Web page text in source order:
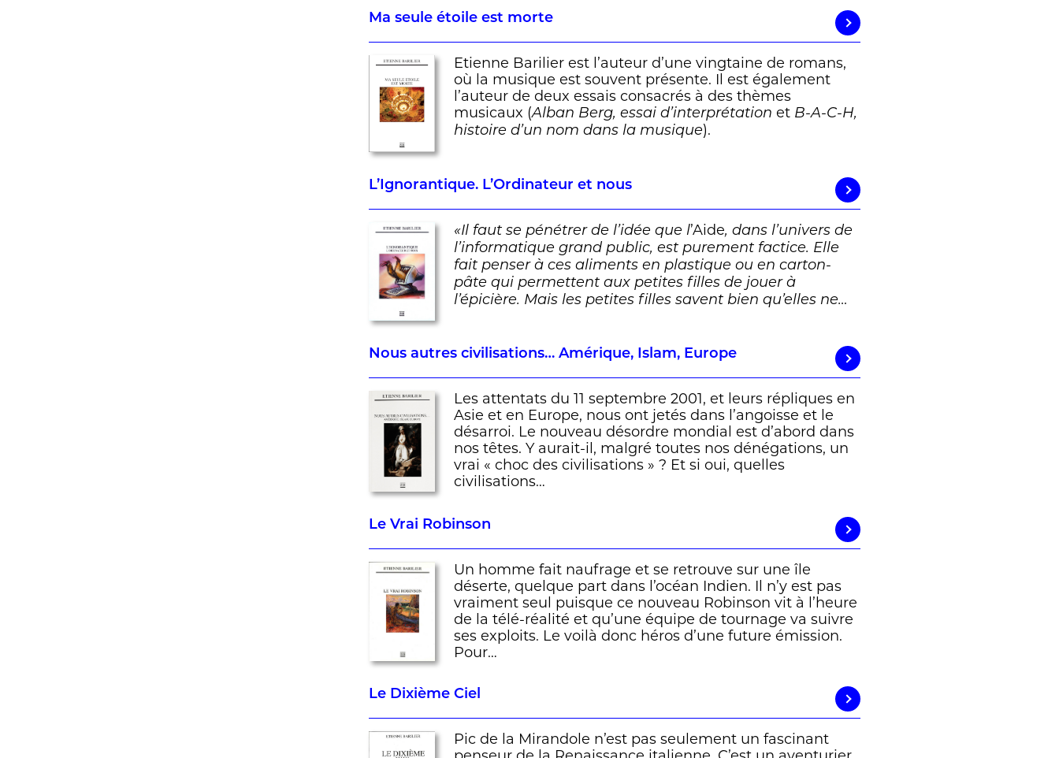
Ma seule étoile est morte
Etienne Barilier est l’auteur d’une vingtaine de romans,
où la musique est souvent présente. Il est également
l’auteur de deux essais consacrés à des thèmes
musicaux (Alban Berg, essai d’interprétation et B-A-C-H,
histoire d’un nom dans la musique).
L’Ignorantique. L’Ordinateur et nous
«Il faut se pénétrer de l’idée que l’Aide, dans l’univers de
l’informatique grand public, est purement factice. Elle
fait penser à ces aliments en plastique ou en carton-
pâte qui permettent aux petites filles de jouer à
l’épicière. Mais les petites filles savent bien qu’elles ne…
Nous autres civilisations… Amérique, Islam, Europe
Les attentats du 11 septembre 2001, et leurs répliques en
Asie et en Europe, nous ont jetés dans l’angoisse et le
désarroi. Le nouveau désordre mondial est d’abord dans
nos têtes. Y aurait-il, malgré toutes nos dénégations, un
vrai « choc des civilisations » ? Et si oui, quelles
civilisations…
Le Vrai Robinson
Un homme fait naufrage et se retrouve sur une île
déserte, quelque part dans l’océan Indien. Il n’y est pas
vraiment seul puisque ce nouveau Robinson vit à l’heure
de la télé-réalité et qu’une équipe de tournage va suivre
ses exploits. Le voilà donc héros d’une future émission.
Pour…
Le Dixième Ciel
Pic de la Mirandole n’est pas seulement un fascinant